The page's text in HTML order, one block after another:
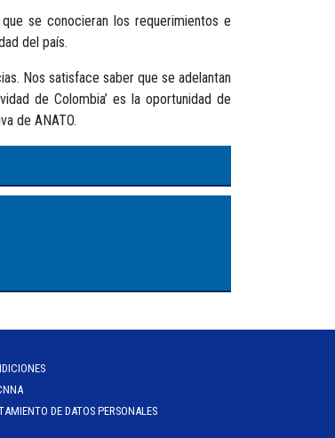
se conocieran los requerimientos e
del país.
Nos satisface saber que se adelantan
de Colombia’ es la oportunidad de
de ANATO.
DE DATOS PERSONALES